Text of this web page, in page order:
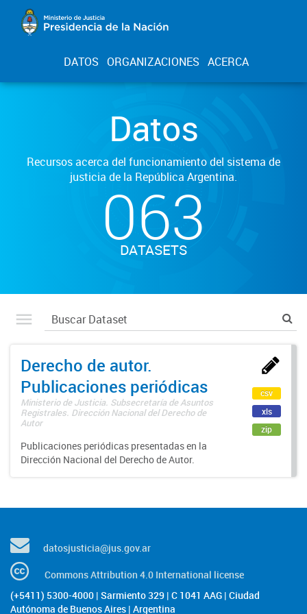
DATOS ORGANIZACIONES ACERCA
Datos
Recursos acerca del funcionamiento del sistema de
justicia de la República Argentina.
063
DATASETS
Derecho de autor.
Publicaciones periódicas
Ministerio de Justicia. Subsecretaría de Asuntos
Registrales. Dirección Nacional del Derecho de
Autor
Publicaciones periódicas presentadas en la
Dirección Nacional del Derecho de Autor.
csv
xls
zip
datosjusticia@jus.gov.ar
Commons Attribution 4.0 International license
(+5411) 5300-4000 | Sarmiento 329 | C 1041 AAG | Ciudad
Autónoma de Buenos Aires | Argentina